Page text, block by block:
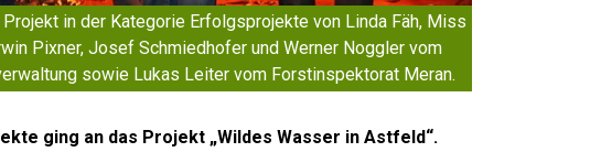
in der Kategorie Erfolgsprojekte von Linda Fäh, Miss
Pixner, Josef Schmiedhofer und Werner Noggler vom
sowie Lukas Leiter vom Forstinspektorat Meran.
ging an das Projekt „Wildes Wasser in Astfeld“.